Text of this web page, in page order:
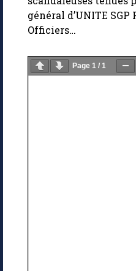
général d’UNITE SGP
Officiers…
Page 1 / 1